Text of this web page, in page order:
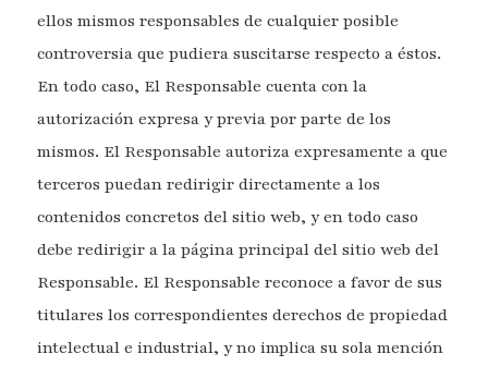
ellos mismos responsables de cualquier posible
controversia que pudiera suscitarse respecto a éstos.
En todo caso, El Responsable cuenta con la
autorización expresa y previa por parte de los
mismos. El Responsable autoriza expresamente a que
terceros puedan redirigir directamente a los
contenidos concretos del sitio web, y en todo caso
debe redirigir a la página principal del sitio web del
Responsable. El Responsable reconoce a favor de sus
titulares los correspondientes derechos de propiedad
intelectual e industrial, y no implica su sola mención